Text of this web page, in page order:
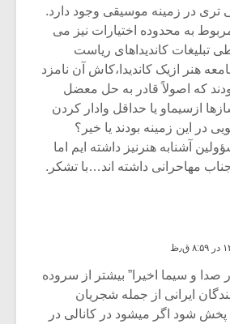
تری در زمینه موسیقی وجود دارد.
به محدوده اختیارات نیز می
تبلیغات کاندیداهای ریاست
هنر ازیک کاندیدا،کاش آن نامزد
که اصولاً قادر به حل معضل
ازسیماو یا حداقل وادار کردن
در این زمینه بودند یا خیر؟
آشنابه هنرنیز داشته ایم اما
مهاحرانی داشته اند…با تشکر.
و سیما اخیرا” بیشتر از سروده
ایرانی از جمله شجریان
پخش شود اگر میشود در کانالی در